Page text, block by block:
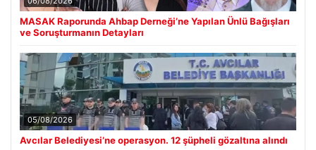
MASAK Raporunda Ahbap Derneği’ne Yapılan Ünlü Bağışları
ve Soruşturmanın Detayları
05/08/2026
Avcılar Belediyesi’ne operasyon. 12 şüpheli gözaltına alındı